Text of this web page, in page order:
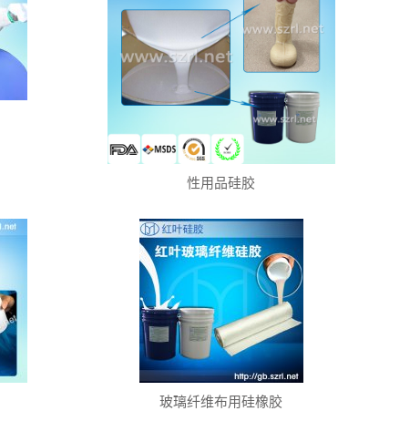
性用品硅胶
玻璃纤维布用硅橡胶